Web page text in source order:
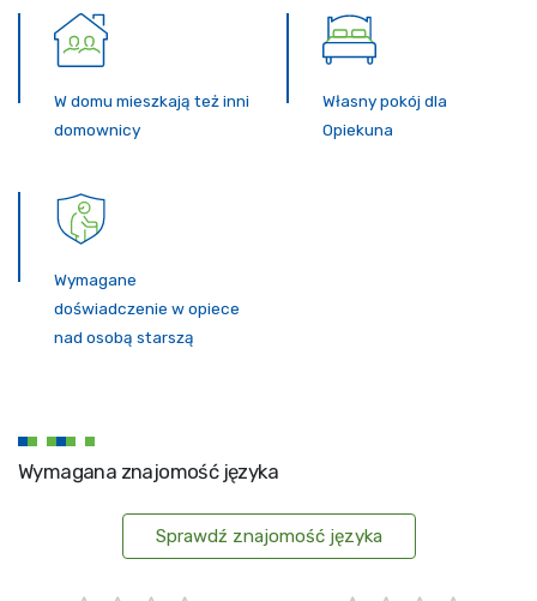
W domu mieszkają też inni
domownicy
Własny pokój dla
Opiekuna
Wymagane
doświadczenie w opiece
nad osobą starszą
Wymagana znajomość języka
Sprawdź znajomość języka